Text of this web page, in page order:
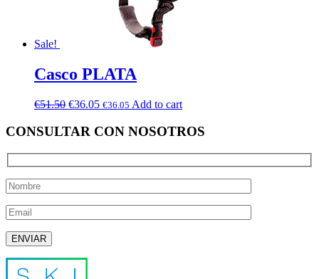
Sale!
Casco PLATA
€51.50 €36.05 €36.05 Add to cart
CONSULTAR CON NOSOTROS
Deja este campo vacío.